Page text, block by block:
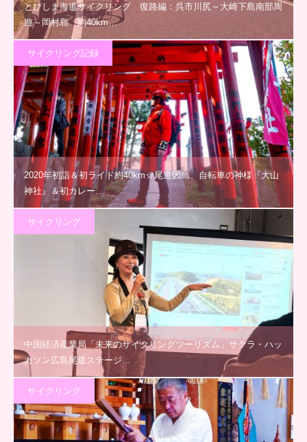
とびしま海道サイクリング 復路編：呉市川尻～大崎下島南部周
遊～岡村島 約40km…
サイクリング記録
2020年初詣＆初ライド約40km☆尾道因島、自転車の神様『大山
神社』＆初カレー…
サイクリング
中国経済産業局「未来のサイクリングツーリズム」サクラ・ハッ
カソン広島尾道ステージ…
サイクリング